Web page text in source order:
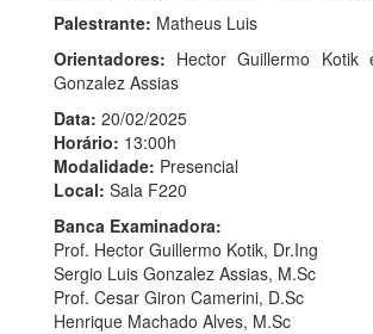
Palestrante: Matheus Luis
Orientadores: Hector Guillermo Kotik
Gonzalez Assias
Data: 20/02/2025
Horário: 13:00h
Modalidade: Presencial
Local: Sala F220
Banca Examinadora:
Prof. Hector Guillermo Kotik, Dr.Ing
Sergio Luis Gonzalez Assias, M.Sc
Prof. Cesar Giron Camerini, D.Sc
Henrique Machado Alves, M.Sc